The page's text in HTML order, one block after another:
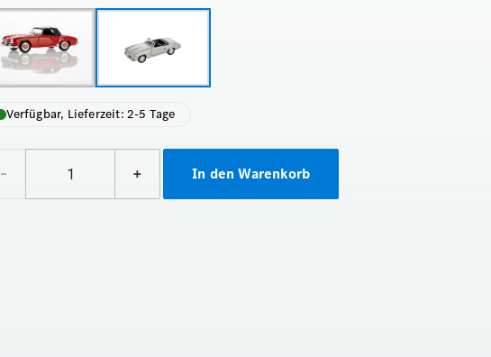
Verfügbar, Lieferzeit: 2-5 Tage
– + In den Warenkorb